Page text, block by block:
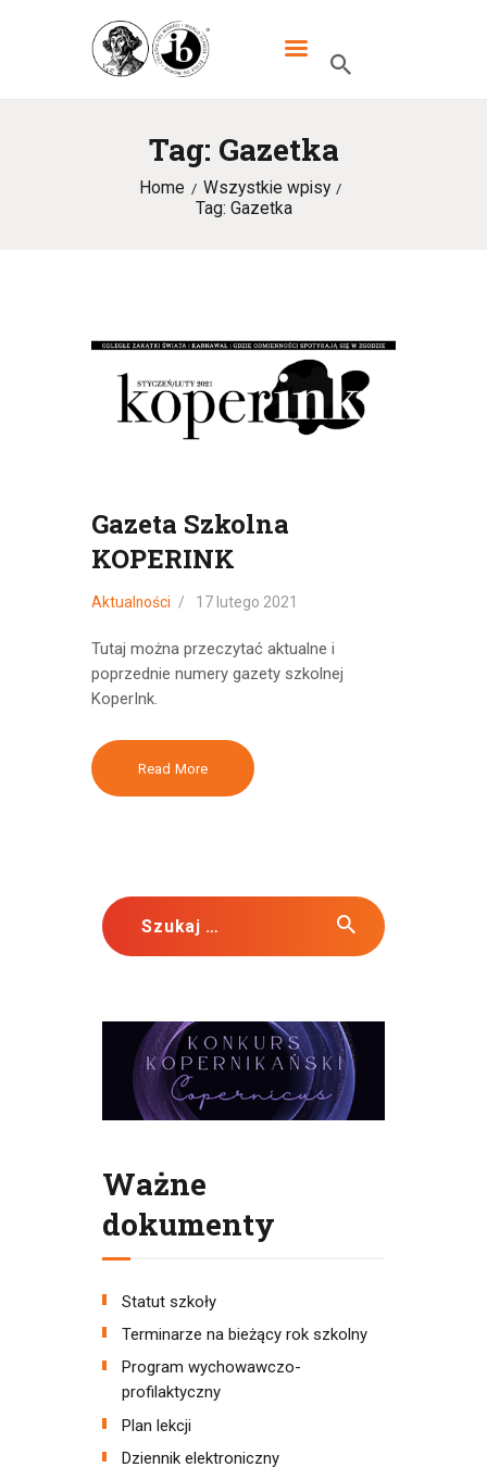
Tag: Gazetka
Home
Wszystkie wpisy
Tag: Gazetka
XXXIII LO DWUJĘZYCZNE IM.
MIKOŁAJA KOPERNIKA W
WARSZAWIE
HOME
KANDYDACI
RODZICE
WYDARZENIA
Gazeta Szkolna
KOPERINK
Aktualności 17 lutego 2021
Tutaj można przeczytać aktualne i
poprzednie numery gazety szkolnej
KoperInk.
Read More
Szukaj:
Ważne
dokumenty
Statut szkoły
Terminarze na bieżący rok szkolny
Program wychowawczo-
profilaktyczny
Plan lekcji
Dziennik elektroniczny